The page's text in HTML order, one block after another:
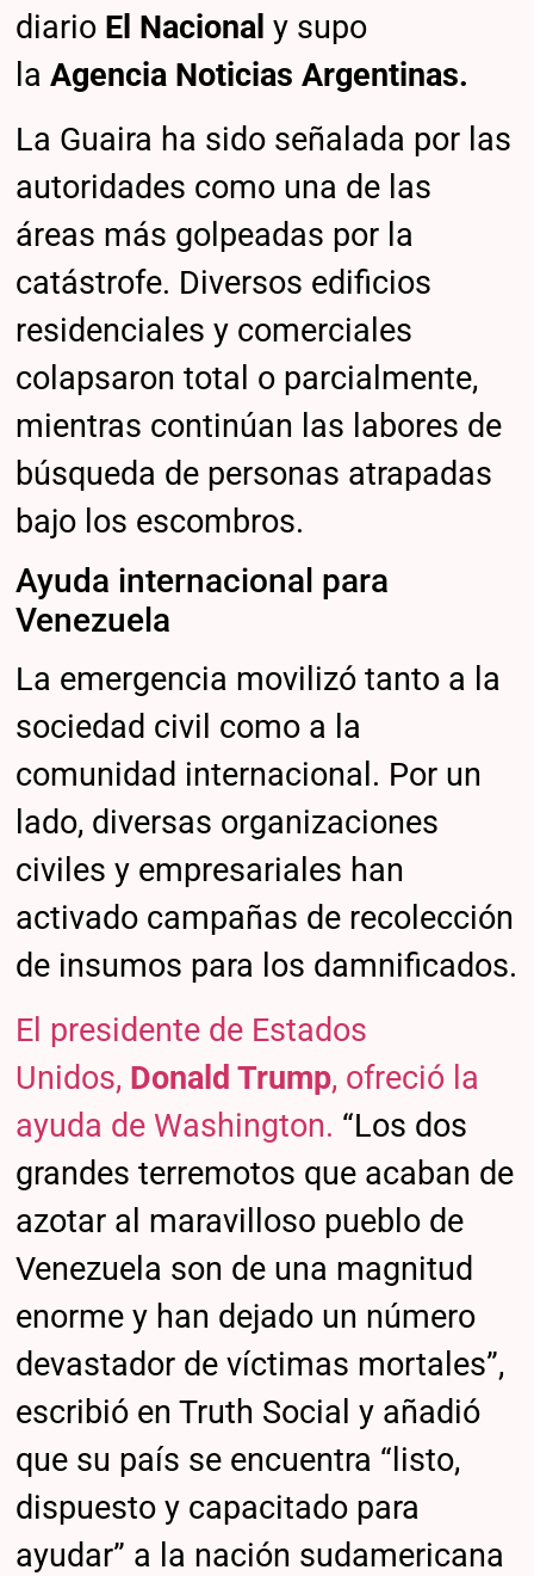
diario El Nacional y supo
laAgencia Noticias Argentinas.
La Guaira ha sido señalada por las
autoridades como una de las
áreas más golpeadas por la
catástrofe. Diversos edificios
residenciales y comerciales
colapsaron total o parcialmente,
mientras continúan las labores de
búsqueda de personas atrapadas
bajo los escombros.
Ayuda internacional para
Venezuela
La emergencia movilizó tanto a la
sociedad civil como a la
comunidad internacional. Por un
lado, diversas organizaciones
civiles y empresariales han
activado campañas de recolección
de insumos para los damnificados.
El presidente de Estados
Unidos, Donald Trump, ofreció la
ayuda de Washington. “Los dos
grandes terremotos que acaban de
azotar al maravilloso pueblo de
Venezuela son de una magnitud
enorme y han dejado un número
devastador de víctimas mortales”,
escribió en Truth Social y añadió
que su país se encuentra “listo,
dispuesto y capacitado para
ayudar” a la nación sudamericana